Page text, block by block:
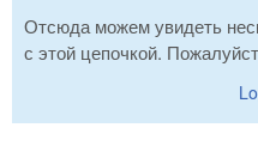
Отсюда можем увидеть
с этой цепочкой.